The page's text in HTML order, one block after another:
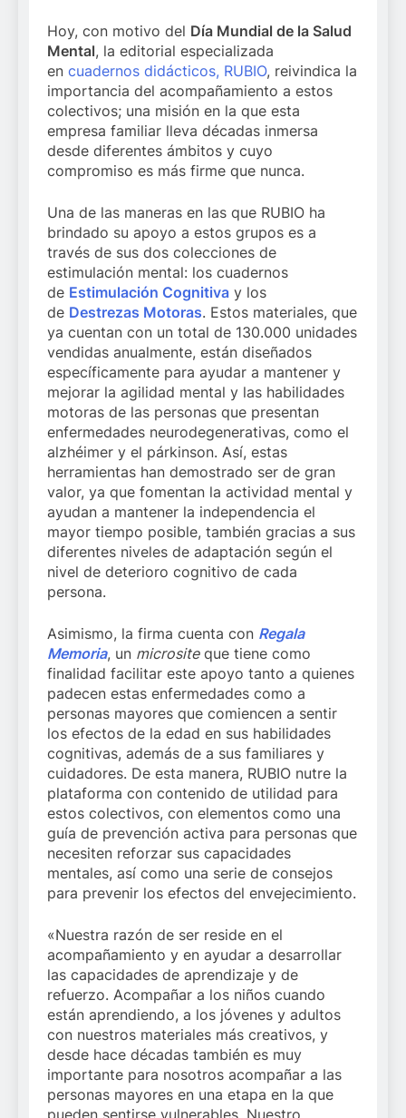
Hoy, con motivo del Día Mundial de la Salud
Mental, la editorial especializada
en cuadernos didácticos, RUBIO, reivindica la
importancia del acompañamiento a estos
colectivos; una misión en la que esta
empresa familiar lleva décadas inmersa
desde diferentes ámbitos y cuyo
compromiso es más firme que nunca.
Una de las maneras en las que RUBIO ha
brindado su apoyo a estos grupos es a
través de sus dos colecciones de
estimulación mental: los cuadernos
de Estimulación Cognitiva y los
de Destrezas Motoras. Estos materiales, que
ya cuentan con un total de 130.000 unidades
vendidas anualmente, están diseñados
específicamente para ayudar a mantener y
mejorar la agilidad mental y las habilidades
motoras de las personas que presentan
enfermedades neurodegenerativas, como el
alzhéimer y el párkinson. Así, estas
herramientas han demostrado ser de gran
valor, ya que fomentan la actividad mental y
ayudan a mantener la independencia el
mayor tiempo posible, también gracias a sus
diferentes niveles de adaptación según el
nivel de deterioro cognitivo de cada
persona.
Asimismo, la firma cuenta con Regala
Memoria, un micrositeque tiene como
finalidad facilitar este apoyo tanto a quienes
padecen estas enfermedades como a
personas mayores que comiencen a sentir
los efectos de la edad en sus habilidades
cognitivas, además de a sus familiares y
cuidadores. De esta manera, RUBIO nutre la
plataforma con contenido de utilidad para
estos colectivos, con elementos como una
guía de prevención activa para personas que
necesiten reforzar sus capacidades
mentales, así como una serie de consejos
para prevenir los efectos del envejecimiento.
«Nuestra razón de ser reside en el
acompañamiento y en ayudar a desarrollar
las capacidades de aprendizaje y de
refuerzo. Acompañar a los niños cuando
están aprendiendo, a los jóvenes y adultos
con nuestros materiales más creativos, y
desde hace décadas también es muy
importante para nosotros acompañar a las
personas mayores en una etapa en la que